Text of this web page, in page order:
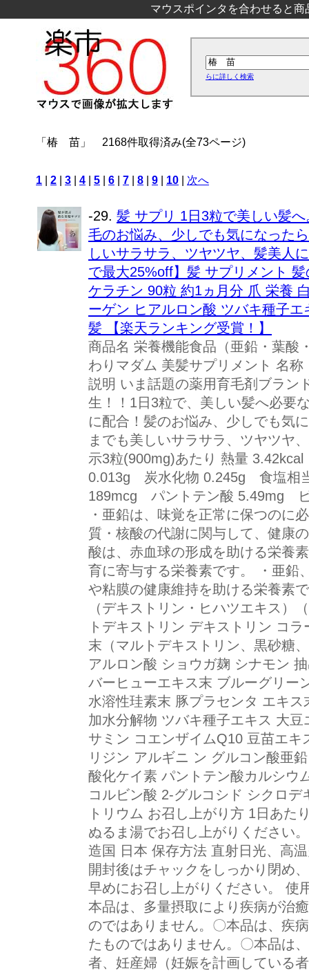
マウスポインタを合わせると
らに詳しく検索
「椿 苗」 2168件取得済み(全73ページ)
1 2 3 4 5 6 7 8 9 10 次へ
-29. 髪 サプリ 1日3粒で美しい髪
毛のお悩み、少しでも気になった
しいサラサラ、ツヤツヤ、髪美人
で最大25%off】髪 サプリメント
ケラチン 90粒 約1ヵ月分 爪 栄養
ーゲン ヒアルロン酸 ツバキ種子
髪 【楽天ランキング受賞！】
商品名 栄養機能食品（亜鉛・葉酸
わりマダム 美髪サプリメント 名
説明 いま話題の薬用育毛剤ブラン
生！！1日3粒で、美しい髪へ必要
に配合！髪のお悩み、少しでも気
までも美しいサラサラ、ツヤツヤ
示3粒(900mg)あたり 熱量
0.013g 炭水化物 0.245g 食塩
189mcg パントテン酸 5.49mg
・亜鉛は、味覚を正常に保つのに
質・核酸の代謝に関与して、健康
酸は、赤血球の形成を助ける栄養
育に寄与する栄養素です。 ・亜鉛
や粘膜の健康維持を助ける栄養素
（デキストリン・ヒハツエキス）
トデキストリン デキストリン コ
末（マルトデキストリン、黒砂糖
アルロン酸 ショウガ麹 シナモン
バーヒューエキス末 ブルーグリー
水溶性珪素末 豚プラセンタ エキ
加水分解物 ツバキ種子エキス 大
サミン コエンザイムQ10 豆苗エ
リジン アルギニ ン グルコン酸亜
酸化ケイ素 パントテン酸カルシウ
コルビン酸 2-グルコシド シクロ
トリウム お召し上がり方 1日あた
ぬるま湯でお召し上がりください
造国 日本 保存方法 直射日光、高
開封後はチャックをしっかり閉め
早めにお召し上がりください。 使
本品は、多量摂取により疾病が治
のではありません。〇本品は、疾
たものではありません。〇本品は
者、妊産婦（妊娠を計画している